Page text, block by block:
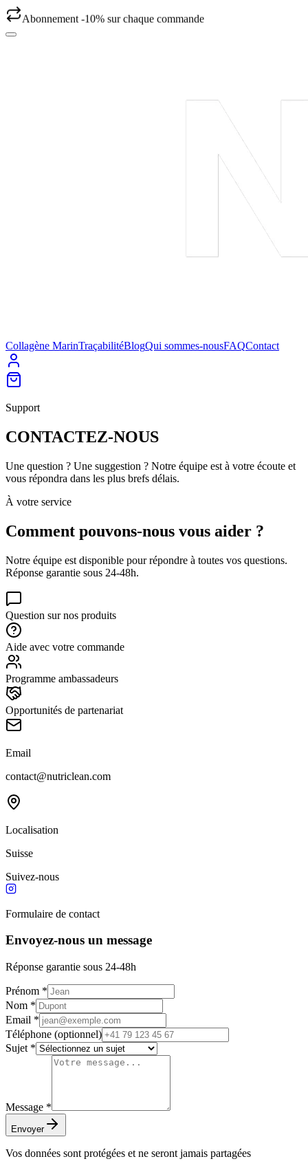
Abonnement -10% sur chaque commande
Collagène MarinTraçabilitéBlogQui sommes-nousFAQContact
Support
CONTACTEZ-NOUS
Une question ? Une suggestion ? Notre équipe est à votre écoute et
vous répondra dans les plus brefs délais.
À votre service
Comment pouvons-nous vous aider ?
Notre équipe est disponible pour répondre à toutes vos questions.
Réponse garantie sous 24-48h.
Question sur nos produits
Aide avec votre commande
Programme ambassadeurs
Opportunités de partenariat
Email
contact@nutriclean.com
Localisation
Suisse
Suivez-nous
Formulaire de contact
Envoyez-nous un message
Réponse garantie sous 24-48h
Prénom *
Nom *
Email *
Téléphone (optionnel)
Sujet *
Message *
Envoyer
Vos données sont protégées et ne seront jamais partagées